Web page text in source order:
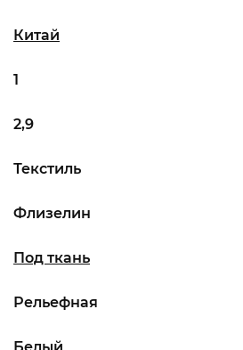
1
2,9
Под ткань
Флизелин
Текстиль
Китай
Рельефная